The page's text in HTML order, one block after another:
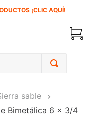
¡CLIC AQUÍ!
sable
Bimetálica 6 x 3/4